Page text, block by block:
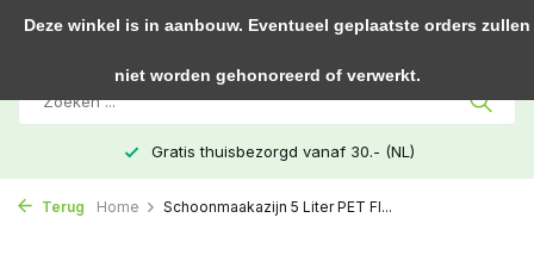
Gratis thuisbezorgd vanaf 30.- (NL)
Terug Home Schoonmaakazijn 5 Liter PET Fl...
Deze winkel is in aanbouw. Eventueel geplaatste orders zullen
niet worden gehonoreerd of verwerkt.